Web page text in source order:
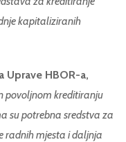
kapitaliziranih
Uprave HBOR-a,
povoljnom kreditiranju
su potrebna sredstva za
radnih mjesta i daljnja